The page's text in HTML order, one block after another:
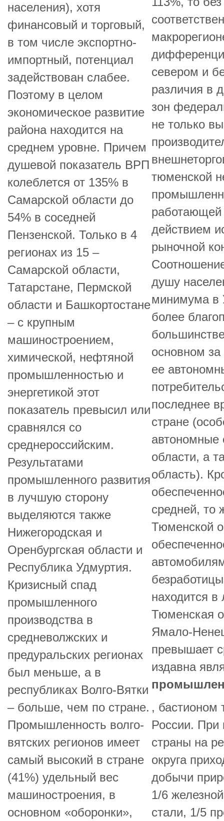
населения), хотя
финансовый и торговый,
в том числе экспортно-
импортный, потенциал
задействован слабее.
Поэтому в целом
экономическое развитие
района находится на
среднем уровне. Причем
душевой показатель ВРП
колеблется от 135% в
Самарской области до
54% в соседней
Пензенской. Только в 4
регионах из 15 –
Самарской области,
Татарстане, Пермской
области и Башкортостане
– с крупным
машиностроением,
химической, нефтяной
промышленностью и
энергетикой этот
показатель превысил или
сравнялся со
среднероссийским.
Результатами
промышленного развития
в лучшую сторону
выделяются также
Нижегородская и
Оренбургская области и
Республика Удмуртия.
Кризисный спад
промышленного
производства в
средневолжских и
предуральских регионах
был меньше, а в
республиках Волго-Вятки
– больше, чем по стране.
Промышленность волго-
вятских регионов имеет
самый высокий в стране
(41%) удельный вес
машиностроения, в
основном «оборонки»,
севером и
различия в
зон
не только
тюменской
работающей
действием
рыночной
душу
минимума в
более
основном
ее
последнее
стране
автономные
области, а
область).
средней, то
Тюменской
находится
Тюменская
Ямало-
превышает
издавна
, бастионом
России. При
страны на
округа
добычи
1/6
стали, 1/5